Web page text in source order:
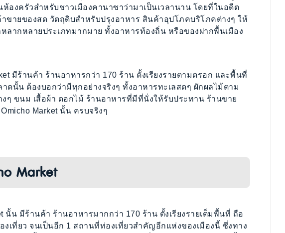
ห้องครัวสำหรับชาวเมืองคานาซาว่ามาเป็นเวลานาน โดยที่ในอดีต
าขายของสด วัตถุดิบสำหรับปรุงอาหาร สินค้าอุปโภคบริโภคต่างๆ ให้
ลากหลายประเภทมากมาย ทั้งอาหารท้องถิ่น หรือของฝากพื้นเมือง
มีร้านค้า ร้านอาหารกว่า 170 ร้าน ตั้งเรียงรายตามตรอก และพื้นที่
ดนั้น ต้องบอกว่ามีทุกอย่างจริงๆ ทั้งอาหารทะเลสดๆ ผักผลไม้ตาม
ๆ ขนม เสื้อผ้า ดอกไม้ ร้านอาหารที่มีที่นั่งให้รับประทาน ร้านขาย
Market นั้น ครบจริงๆ
Market
นั้น มีร้านค้า ร้านอาหารมากกว่า 170 ร้าน ตั้งเรียงรายเต็มพื้นที่ ถือ
เที่ยว จนเป็นอีก 1 สถานที่ท่องเที่ยวสำคัญอีกแห่งของเมืองนี้ ซึ่งทาง